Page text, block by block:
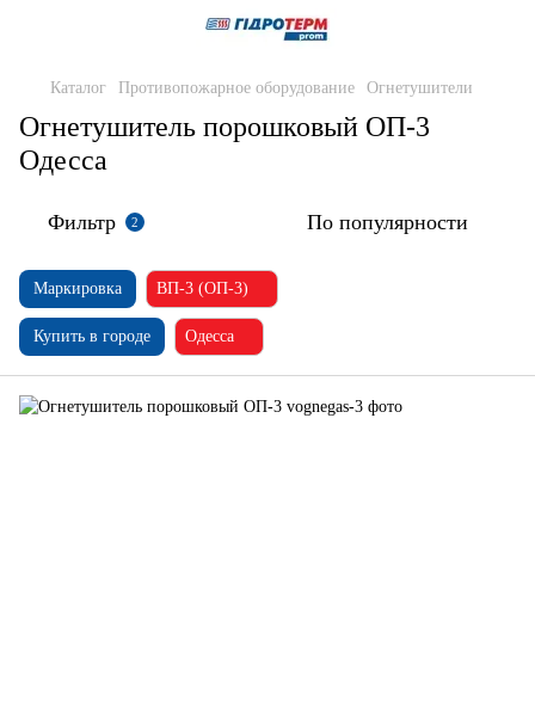
Каталог Противопожарное оборудование Огнетушители
Огнетушитель порошковый ОП-3
Одесса
Фильтр 2 По популярности
Маркировка ВП-3 (ОП-3)
Купить в городе Одесса